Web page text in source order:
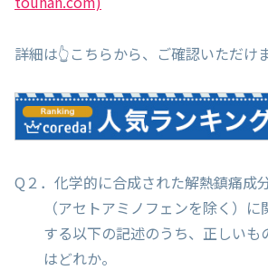
詳細は👆こちらから、ご確認いただけま
Q２．化学的に合成された解熱鎮痛成
（アセトアミノフェンを除く）に
する以下の記述のうち、正しいも
はどれか。